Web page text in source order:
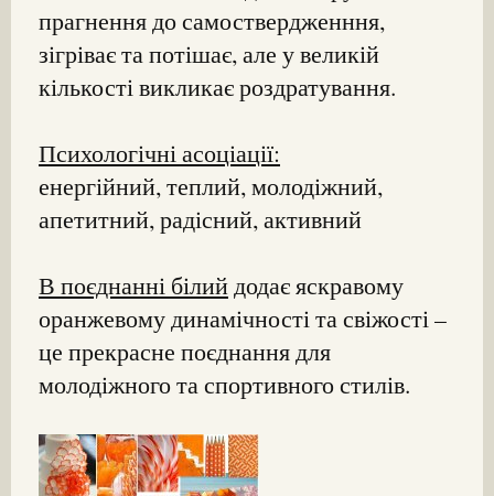
прагнення до самоствердженння,
зігріває та потішає, але у великій
кількості викликає роздратування.
Психологічні асоціації:
енергійний, теплий, молодіжний,
апетитний, радісний, активний
В поєднанні білийдодає яскравому
оранжевому динамічності та свіжості –
це прекрасне поєднання для
молодіжного та спортивного стилів.